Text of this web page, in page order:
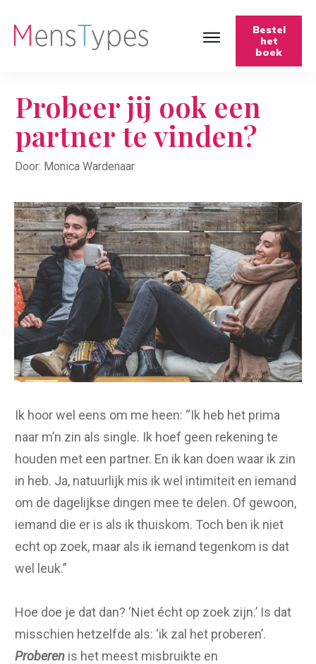
Bestel
het
boek
Probeer jij ook een
partner te vinden?
Door: Monica Wardenaar
Ik hoor wel eens om me heen: “Ik heb het prima
naar m’n zin als single. Ik hoef geen rekening te
houden met een partner. En ik kan doen waar ik zin
in heb. Ja, natuurlijk mis ik wel intimiteit en iemand
om de dagelijkse dingen mee te delen. Of gewoon,
iemand die er is als ik thuiskom. Toch ben ik niet
echt op zoek, maar als ik iemand tegenkom is dat
wel leuk.”
Hoe doe je dat dan? ‘Niet écht op zoek zijn.’ Is dat
misschien hetzelfde als: ‘ik zal het proberen’.
Proberen is het meest misbruikte en